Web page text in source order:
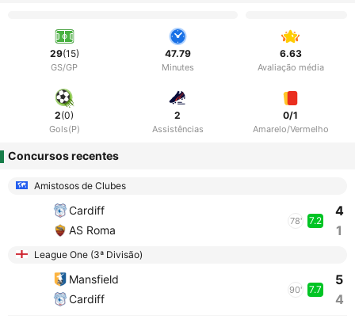
29(15)
GS/GP
47.79
Minutes
6.63
Avaliação média
2(0)
Gols(P)
2
Assistências
0/1
Amarelo/Vermelho
Concursos recentes
Amistosos de Clubes
Cardiff
AS Roma
78' 7.2
4
1
League One (3ª Divisão)
Mansfield
Cardiff
90' 7.7
5
4